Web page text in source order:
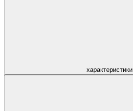
характеристики